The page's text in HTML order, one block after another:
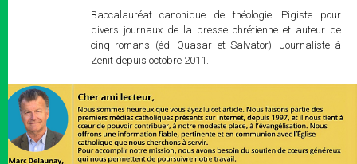
Baccalauréat canonique de théologie. Pigiste pour
divers journaux de la presse chrétienne et auteur de
cinq romans (éd. Quasar et Salvator). Journaliste à
Zenit depuis octobre 2011.